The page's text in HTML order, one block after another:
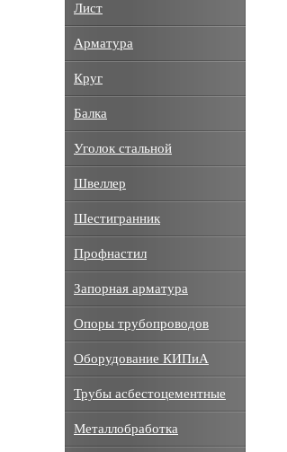
Лист
Арматура
Круг
Балка
Уголок стальной
Швеллер
Шестигранник
Профнастил
Запорная арматура
Опоры трубопроводов
Оборудование КИПиА
Трубы асбестоцементные
Металлобработка